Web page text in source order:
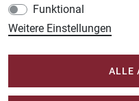
Spiel.
Im-Shop-kaufen.de
Küchen Zubehör - Haus/Garten -
Funktional
Weitere Einstellungen
ALLE